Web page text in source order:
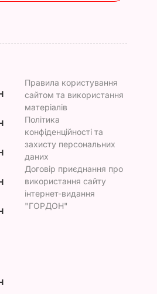
Правила користування
сайтом та використання
матеріалів
Політика
конфіденційності та
захисту персональних
даних
Договір приєднання про
використання сайту
інтернет-видання
"ГОРДОН"